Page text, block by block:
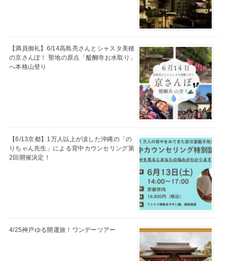
【満員御礼】6/14高島亮さんとシャスタ美穂
の京さんぽ！ 聖地の原点「醍醐寺お水取り」
へ本格山登り
【6/13京都】1万人以上が涙した沖縄の「の
りちゃん先生」による背中カウンセリング第
2回開催決定！
4/25神戸ゆる開運旅！ワンデーツアー